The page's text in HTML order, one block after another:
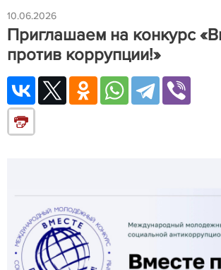
10.06.2026
Приглашаем на конкурс
против коррупции!»